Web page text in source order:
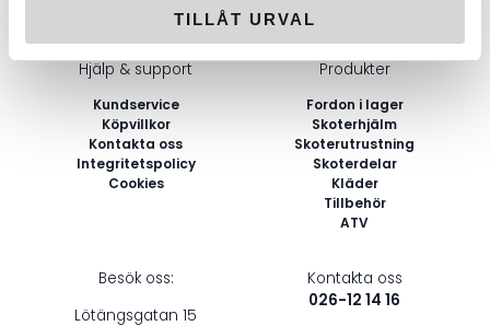
TILLÅT URVAL
E-
post
Hjälp & support
Kundservice
Köpvillkor
Kontakta oss
Integritetspolicy
Cookies
Produkter
Fordon i lager
Skoterhjälm
Skoterutrustning
Skoterdelar
Kläder
Tillbehör
ATV
Besök oss:
Lötängsgatan 15
Kontakta oss
026-12 14 16